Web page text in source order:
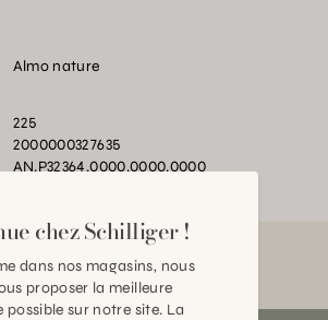
Almo nature
225
2000000327635
AN.P32364.0000.0000.0000
chez Schilliger !
dans nos magasins, nous
proposer la meilleure
possible sur notre site. La